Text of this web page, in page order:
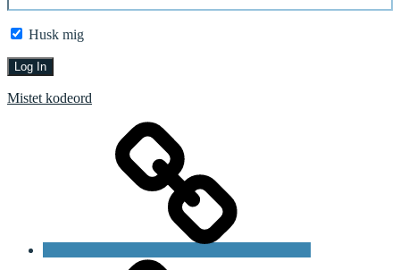
Husk mig
Mistet kodeord